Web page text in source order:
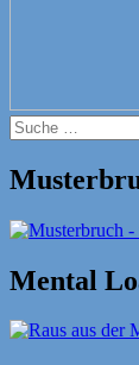
Suche
nach:
Mental